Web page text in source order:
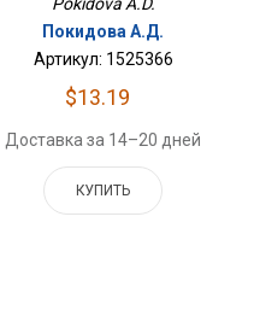
Покидова А.Д.
Артикул: 1525366
$13.19
Доставка за 14–20 дней
КУПИТЬ